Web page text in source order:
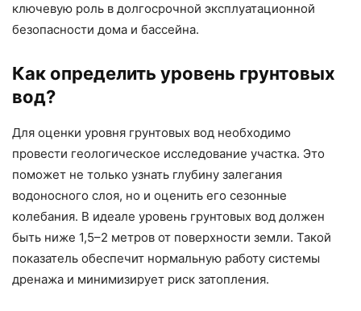
ключевую роль в долгосрочной эксплуатационной
безопасности дома и бассейна.
Как определить уровень грунтовых
вод?
Для оценки уровня грунтовых вод необходимо
провести геологическое исследование участка. Это
поможет не только узнать глубину залегания
водоносного слоя, но и оценить его сезонные
колебания. В идеале уровень грунтовых вод должен
быть ниже 1,5–2 метров от поверхности земли. Такой
показатель обеспечит нормальную работу системы
дренажа и минимизирует риск затопления.